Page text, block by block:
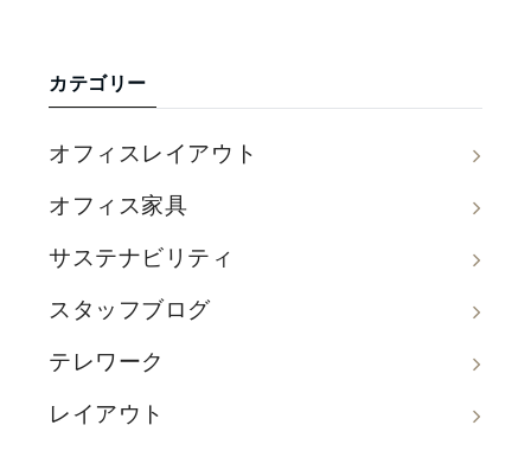
カテゴリー
オフィスレイアウト
オフィス家具
サステナビリティ
スタッフブログ
テレワーク
レイアウト